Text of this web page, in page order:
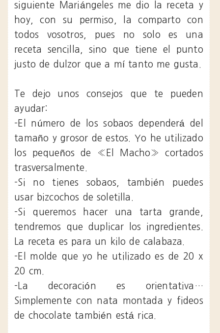
siguiente Mariángeles me dio la receta y
hoy, con su permiso, la comparto con
todos vosotros, pues no solo es una
receta sencilla, sino que tiene el punto
justo de dulzor que a mí tanto me gusta.
Te dejo unos consejos que te pueden
ayudar:
-El número de los sobaos dependerá del
tamaño y grosor de estos. Yo he utilizado
los pequeños de «El Macho» cortados
trasversalmente.
-Si no tienes sobaos, también puedes
usar bizcochos de soletilla.
-Si queremos hacer una tarta grande,
tendremos que duplicar los ingredientes.
La receta es para un kilo de calabaza.
-El molde que yo he utilizado es de 20 x
20 cm.
-La decoración es orientativa…
Simplemente con nata montada y fideos
de chocolate también está rica.